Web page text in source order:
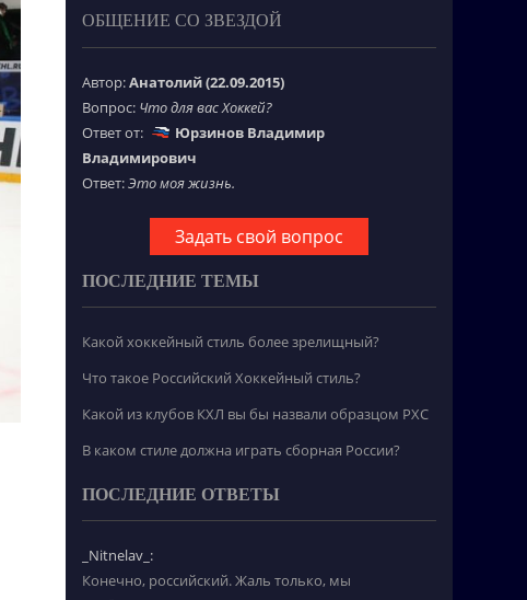
ОБЩЕНИЕ СО ЗВЕЗДОЙ
Автор:Анатолий (22.09.2015)
Вопрос: Что для вас Хоккей?
Ответ от:
Юрзинов Владимир
Владимирович
Ответ:Это моя жизнь.
Задать свой вопрос
ПОСЛЕДНИЕ ТЕМЫ
Какой хоккейный стиль более зрелищный?
Что такое Российский Хоккейный стиль?
Какой из клубов КХЛ вы бы назвали образцом РХС
В каком стиле должна играть сборная России?
ПОСЛЕДНИЕ ОТВЕТЫ
_Nitnelav_:
Конечно, российский. Жаль только, мы